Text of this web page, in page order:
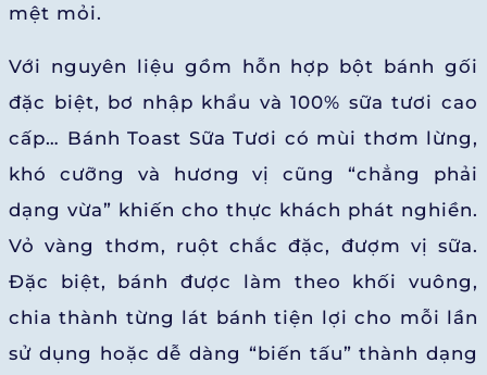
mệt mỏi.
Với nguyên liệu gồm hỗn hợp bột bánh gối
đặc biệt, bơ nhập khẩu và 100% sữa tươi cao
cấp… Bánh Toast Sữa Tươi có mùi thơm lừng,
khó cưỡng và hương vị cũng “chẳng phải
dạng vừa” khiến cho thực khách phát nghiền.
Vỏ vàng thơm, ruột chắc đặc, đượm vị sữa.
Đặc biệt, bánh được làm theo khối vuông,
chia thành từng lát bánh tiện lợi cho mỗi lần
sử dụng hoặc dễ dàng “biến tấu” thành dạng